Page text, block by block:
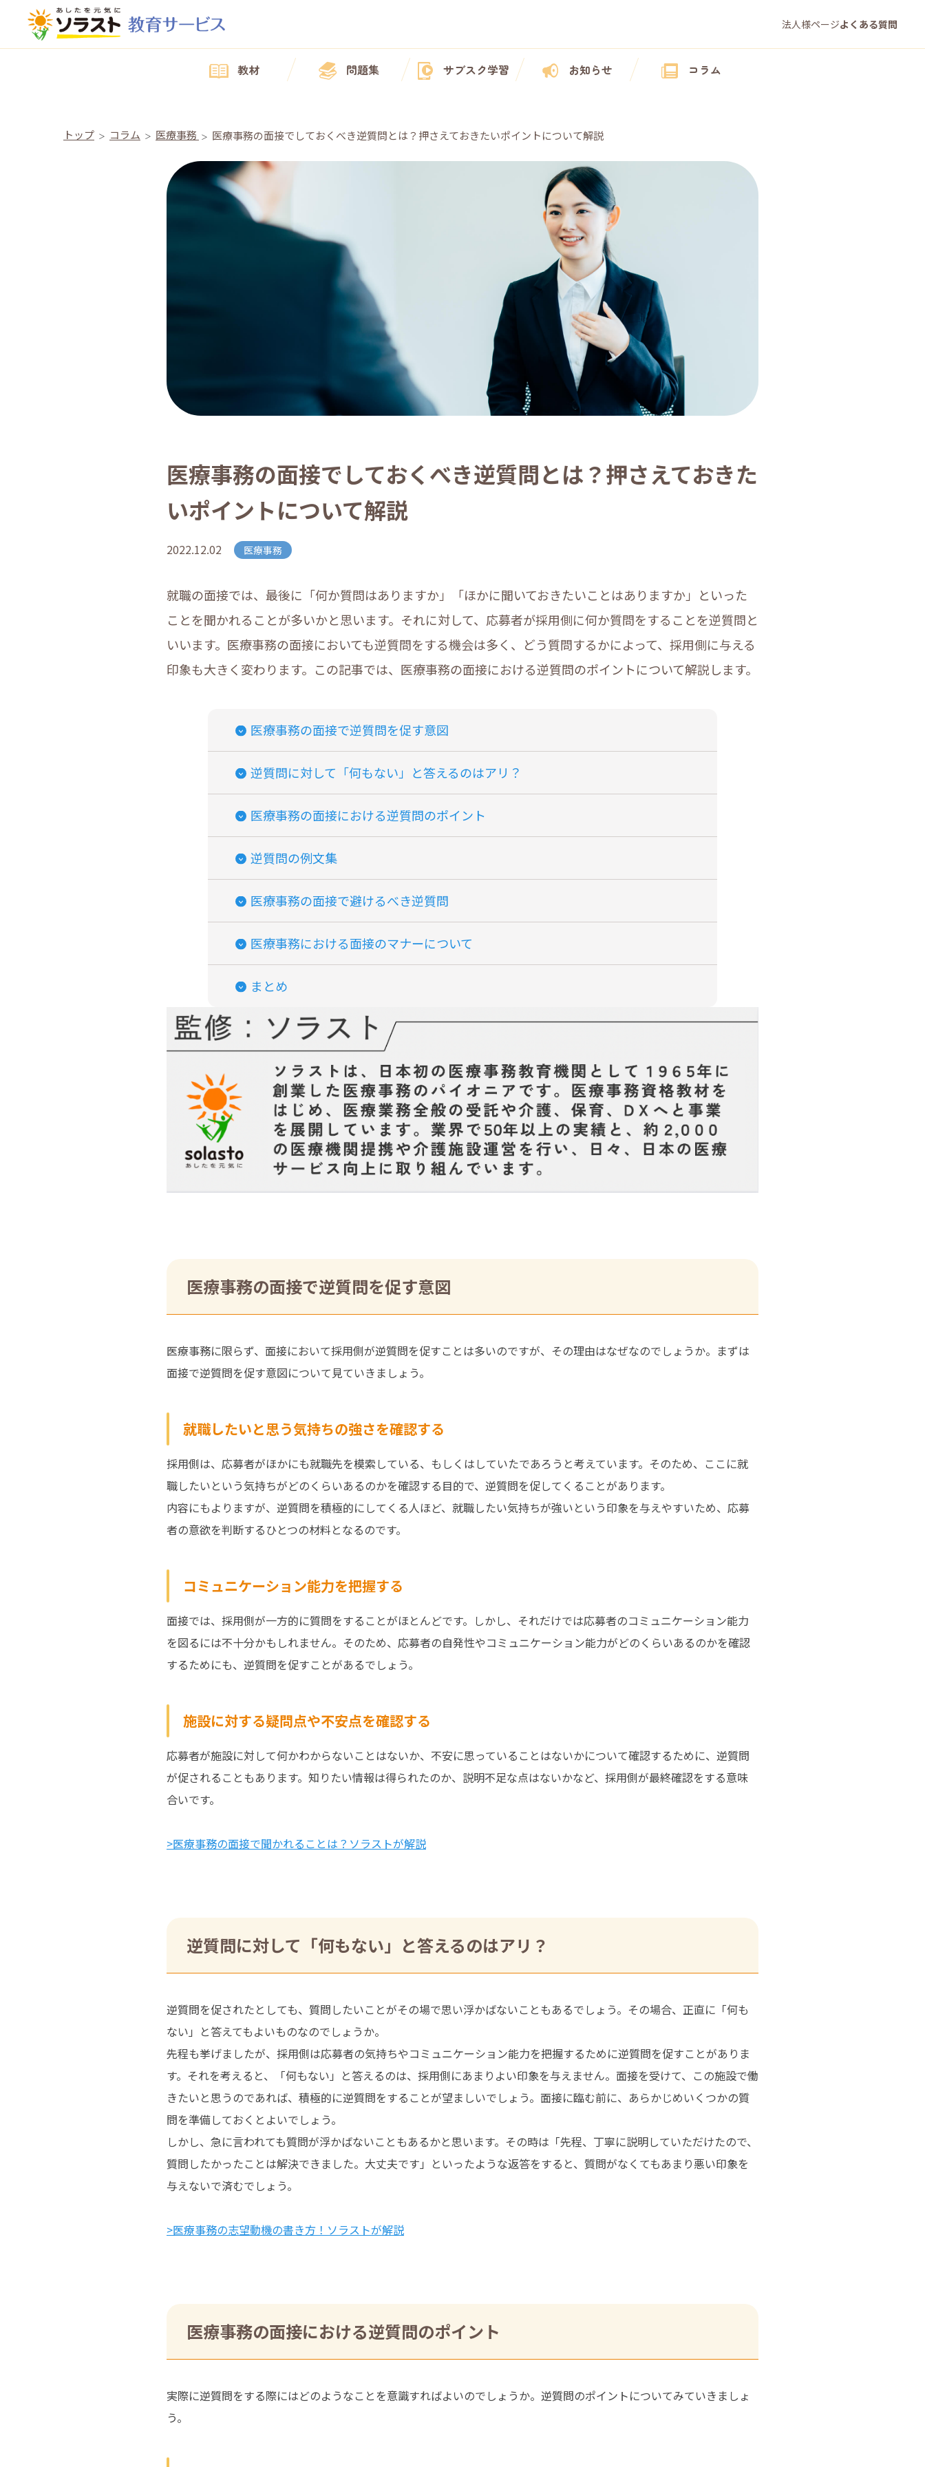
法人様ページよくある質問
教材 問題集 サブスク学習 お知らせ コラム
トップ コラム 医療事務 医療事務の面接でしておくべき逆質問とは？押さえておきたいポイントについて解説
医療事務の面接でしておくべき逆質問とは？押さえておきた
いポイントについて解説
2022.12.02 医療事務
就職の面接では、最後に「何か質問はありますか」「ほかに聞いておきたいことはありますか」といった
ことを聞かれることが多いかと思います。それに対して、応募者が採用側に何か質問をすることを逆質問と
いいます。医療事務の面接においても逆質問をする機会は多く、どう質問するかによって、採用側に与える
印象も大きく変わります。この記事では、医療事務の面接における逆質問のポイントについて解説します。
医療事務の面接で逆質問を促す意図
逆質問に対して「何もない」と答えるのはアリ？
医療事務の面接における逆質問のポイント
逆質問の例文集
医療事務の面接で避けるべき逆質問
医療事務における面接のマナーについて
まとめ
医療事務の面接で逆質問を促す意図
医療事務に限らず、面接において採用側が逆質問を促すことは多いのですが、その理由はなぜなのでしょうか。まずは
面接で逆質問を促す意図について見ていきましょう。
就職したいと思う気持ちの強さを確認する
採用側は、応募者がほかにも就職先を模索している、もしくはしていたであろうと考えています。そのため、ここに就
職したいという気持ちがどのくらいあるのかを確認する目的で、逆質問を促してくることがあります。
内容にもよりますが、逆質問を積極的にしてくる人ほど、就職したい気持ちが強いという印象を与えやすいため、応募
者の意欲を判断するひとつの材料となるのです。
コミュニケーション能力を把握する
面接では、採用側が一方的に質問をすることがほとんどです。しかし、それだけでは応募者のコミュニケーション能力
を図るには不十分かもしれません。そのため、応募者の自発性やコミュニケーション能力がどのくらいあるのかを確認
するためにも、逆質問を促すことがあるでしょう。
施設に対する疑問点や不安点を確認する
応募者が施設に対して何かわからないことはないか、不安に思っていることはないかについて確認するために、逆質問
が促されることもあります。知りたい情報は得られたのか、説明不足な点はないかなど、採用側が最終確認をする意味
合いです。
>医療事務の面接で聞かれることは？ソラストが解説
逆質問に対して「何もない」と答えるのはアリ？
逆質問を促されたとしても、質問したいことがその場で思い浮かばないこともあるでしょう。その場合、正直に「何も
ない」と答えてもよいものなのでしょうか。
先程も挙げましたが、採用側は応募者の気持ちやコミュニケーション能力を把握するために逆質問を促すことがありま
す。それを考えると、「何もない」と答えるのは、採用側にあまりよい印象を与えません。面接を受けて、この施設で働
きたいと思うのであれば、積極的に逆質問をすることが望ましいでしょう。面接に臨む前に、あらかじめいくつかの質
問を準備しておくとよいでしょう。
しかし、急に言われても質問が浮かばないこともあるかと思います。その時は「先程、丁寧に説明していただけたので、
質問したかったことは解決できました。大丈夫です」といったような返答をすると、質問がなくてもあまり悪い印象を
与えないで済むでしょう。
>医療事務の志望動機の書き方！ソラストが解説
医療事務の面接における逆質問のポイント
実際に逆質問をする際にはどのようなことを意識すればよいのでしょうか。逆質問のポイントについてみていきましょ
う。